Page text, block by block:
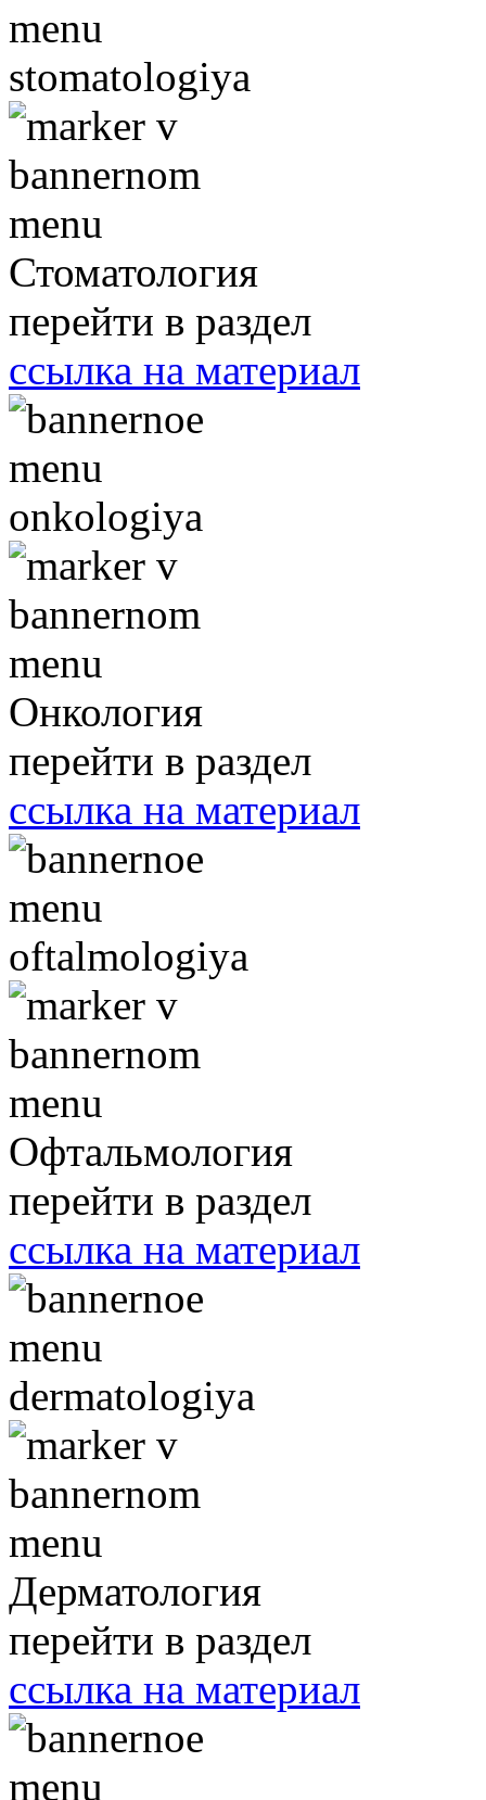
Стоматология
перейти в раздел
ссылка на материал
Онкология
перейти в раздел
ссылка на материал
Офтальмология
перейти в раздел
ссылка на материал
Дерматология
перейти в раздел
ссылка на материал